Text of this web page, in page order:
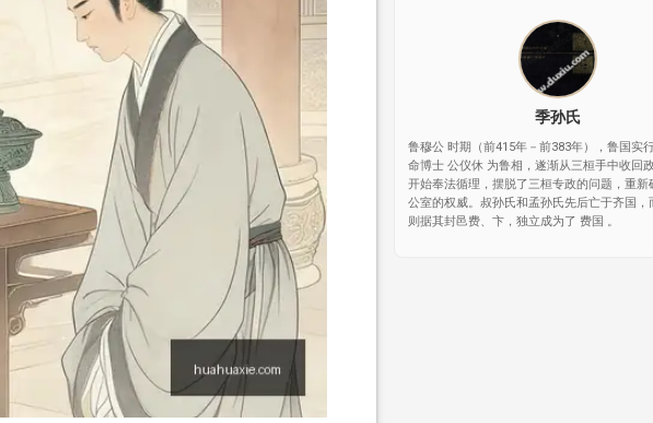
季孙氏
鲁穆公 时期（前415年－前383年），鲁国实
命博士 公仪休 为鲁相，遂渐从三桓手中收回
开始奉法循理，摆脱了三桓专政的问题，重新
公室的权威。叔孙氏和孟孙氏先后亡于齐国，
则据其封邑费、卞，独立成为了 费国 。